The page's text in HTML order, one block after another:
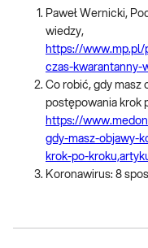
Paweł Wernicki,
wiedzy,
https://www.mp.pl/
czas-kwarantanny-
Co robić, gdy masz
postępowania krok
https://
gdy-masz-objawy-
krok-po-
Koronawirus: 8